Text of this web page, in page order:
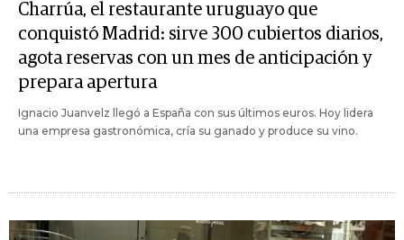
Charrúa, el restaurante uruguayo que
conquistó Madrid: sirve 300 cubiertos diarios,
agota reservas con un mes de anticipación y
prepara apertura
Ignacio Juanvelz llegó a España con sus últimos euros. Hoy lidera
una empresa gastronómica, cría su ganado y produce su vino.